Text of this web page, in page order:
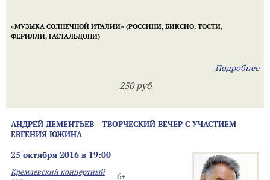
«МУЗЫКА СОЛНЕЧНОЙ ИТАЛИИ» (РОССИНИ, БИКСИО, ТОСТИ,
ФЕРИЛЛИ, ГАСТАЛЬДОНИ)
Подробнее
250 руб
АНДРЕЙ ДЕМЕНТЬЕВ - ТВОРЧЕСКИЙ ВЕЧЕР С УЧАСТИЕМ
ЕВГЕНИЯ ЮЖИНА
25 октября 2016 в 19:00
6+
Кремлевский концертный